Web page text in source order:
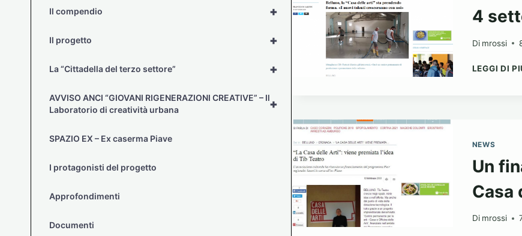
4
Di mrossi
LEGGI DI
NEWS
Un
Casa
Di mrossi
+
Il compendio
+
Il progetto
+
La “Cittadella del terzo settore”
+
AVVISO ANCI “GIOVANI RIGENERAZIONI CREATIVE” – Il
Laboratorio di creatività urbana
SPAZIO EX – Ex caserma Piave
I protagonisti del progetto
Approfondimenti
Documenti